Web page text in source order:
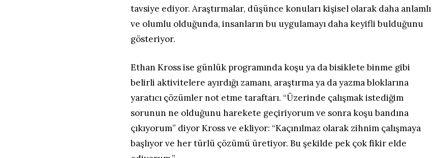
tavsiye ediyor. Araştırmalar, düşünce konuları kişisel olarak daha anlamlı
ve olumlu olduğunda, insanların bu uygulamayı daha keyifli bulduğunu
gösteriyor.
Ethan Kross ise günlük programında koşu ya da bisiklete binme gibi
belirli aktivitelere ayırdığı zamanı, araştırma ya da yazma bloklarına
yaratıcı çözümler not etme taraftarı. “Üzerinde çalışmak istediğim
sorunun ne olduğunu harekete geçiriyorum ve sonra koşu bandına
çıkıyorum” diyor Kross ve ekliyor: “Kaçınılmaz olarak zihnim çalışmaya
başlıyor ve her türlü çözümü üretiyor. Bu şekilde pek çok fikir elde